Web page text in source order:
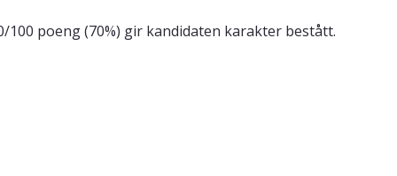
poeng (70%) gir kandidaten karakter bestått.